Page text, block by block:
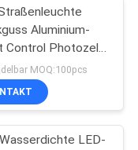
Aluminium-
Control Photozelle
MOQ:100pcs
LED-